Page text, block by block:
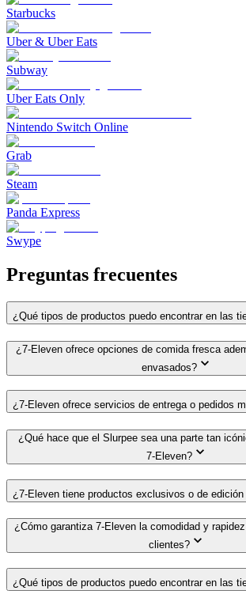
Starbucks
Uber & Uber Eats
Subway
Uber Eats Only
Nintendo Switch Online
Grab
Steam
Panda Express
Swype
Preguntas frecuentes
¿Qué tipos de productos puedo encontrar en las
¿7-Eleven ofrece opciones de comida fresca
envasados?
¿7-Eleven ofrece servicios de entrega o pedidos
¿Qué hace que el Slurpee sea una parte tan
7-Eleven?
¿7-Eleven tiene productos exclusivos o de
¿Cómo garantiza 7-Eleven la comodidad y
clientes?
¿Qué tipos de productos puedo encontrar en las